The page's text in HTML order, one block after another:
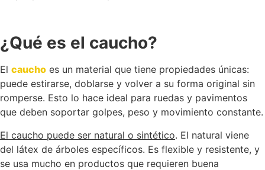
¿Qué es el caucho?
El caucho es un material que tiene propiedades únicas:
puede estirarse, doblarse y volver a su forma original sin
romperse. Esto lo hace ideal para ruedas y pavimentos
que deben soportar golpes, peso y movimiento constante.
El caucho puede ser natural o sintético. El natural viene
del látex de árboles específicos. Es flexible y resistente, y
se usa mucho en productos que requieren buena